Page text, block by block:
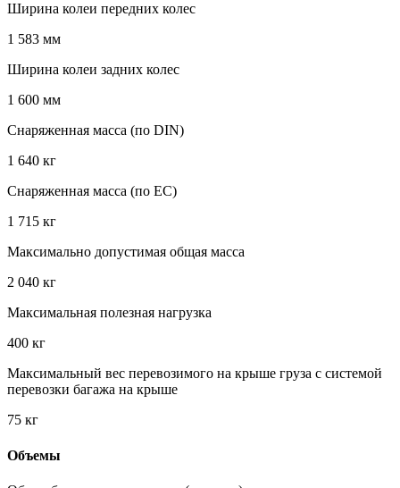
Ширина колеи передних колес
1 583 мм
Ширина колеи задних колес
1 600 мм
Снаряженная масса (по DIN)
1 640 кг
Снаряженная масса (по EC)
1 715 кг
Максимально допустимая общая масса
2 040 кг
Максимальная полезная нагрузка
400 кг
Максимальный вес перевозимого на крыше груза с системой
перевозки багажа на крыше
75 кг
Объемы